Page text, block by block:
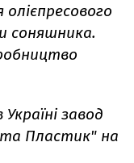
соняшника.
завод
Пластик" на